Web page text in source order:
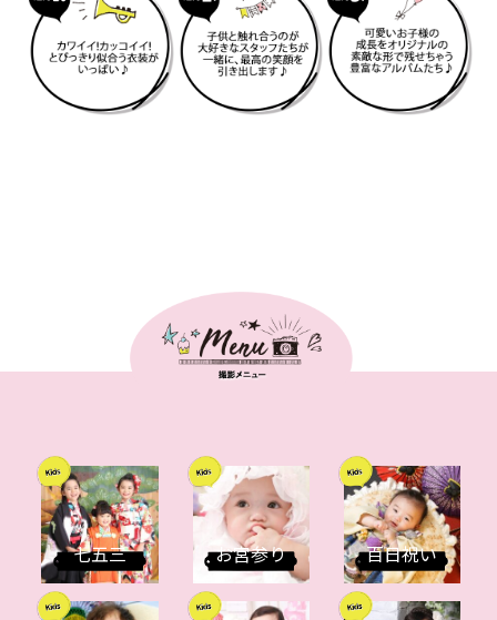
七五三 お宮参り 百日祝い